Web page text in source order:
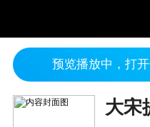
预览播放中，打
大宋